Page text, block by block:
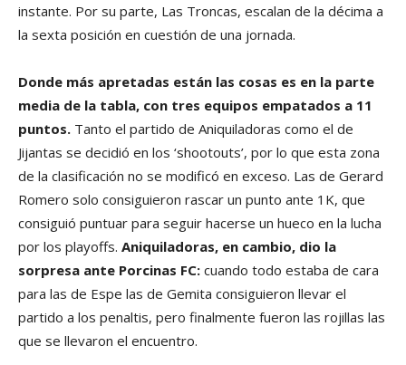
instante. Por su parte, Las Troncas, escalan de la décima a
la sexta posición en cuestión de una jornada.
Donde más apretadas están las cosas es en la parte
media de la tabla, con tres equipos empatados a 11
puntos. Tanto el partido de Aniquiladoras como el de
Jijantas se decidió en los ‘shootouts’, por lo que esta zona
de la clasificación no se modificó en exceso. Las de Gerard
Romero solo consiguieron rascar un punto ante 1K, que
consiguió puntuar para seguir hacerse un hueco en la lucha
por los playoffs. Aniquiladoras, en cambio, dio la
sorpresa ante Porcinas FC: cuando todo estaba de cara
para las de Espe las de Gemita consiguieron llevar el
partido a los penaltis, pero finalmente fueron las rojillas las
que se llevaron el encuentro.